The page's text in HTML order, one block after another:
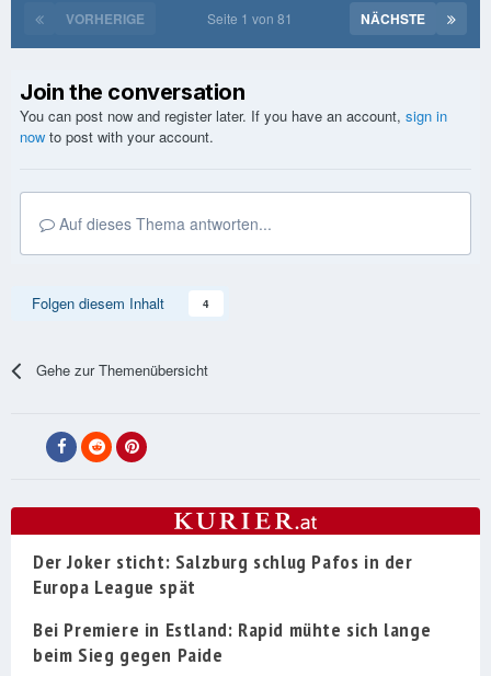
VORHERIGE NÄCHSTE
Seite 1 von 81
Join the conversation
You can post now and register later. If you have an account, sign in
now to post with your account.
Auf dieses Thema antworten...
Folgen diesem Inhalt 4
Gehe zur Themenübersicht
Der Joker sticht: Salzburg schlug Pafos in der
Europa League spät
Bei Premiere in Estland: Rapid mühte sich lange
beim Sieg gegen Paide